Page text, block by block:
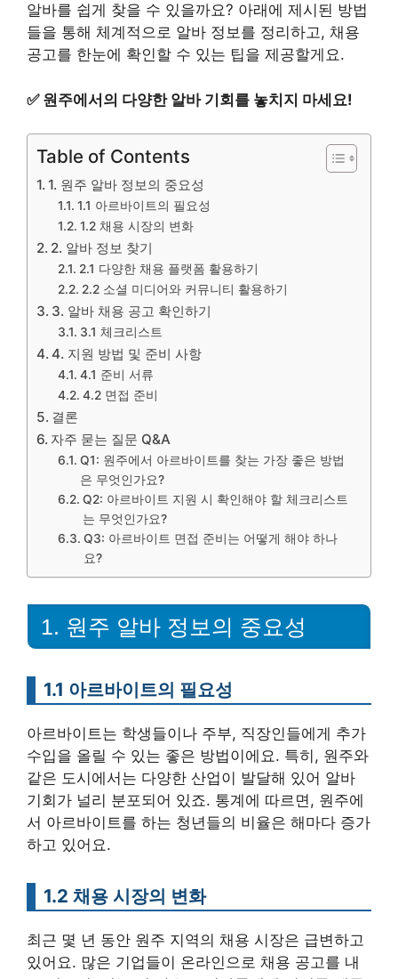
알바를 쉽게 찾을 수 있을까요? 아래에 제시된 방법
들을 통해 체계적으로 알바 정보를 정리하고, 채용
공고를 한눈에 확인할 수 있는 팁을 제공할게요.
✅ 원주에서의 다양한 알바 기회를 놓치지 마세요!
Table of Contents
1. 원주 알바 정보의 중요성
1.1 아르바이트의 필요성
1.2 채용 시장의 변화
2. 알바 정보 찾기
2.1 다양한 채용 플랫폼 활용하기
2.2 소셜 미디어와 커뮤니티 활용하기
3. 알바 채용 공고 확인하기
3.1 체크리스트
4. 지원 방법 및 준비 사항
4.1 준비 서류
4.2 면접 준비
결론
자주 묻는 질문 Q&A
Q1: 원주에서 아르바이트를 찾는 가장 좋은 방법
은 무엇인가요?
Q2: 아르바이트 지원 시 확인해야 할 체크리스트
는 무엇인가요?
Q3: 아르바이트 면접 준비는 어떻게 해야 하나
요?
1. 원주 알바 정보의 중요성
1.1 아르바이트의 필요성
아르바이트는 학생들이나 주부, 직장인들에게 추가
수입을 올릴 수 있는 좋은 방법이에요. 특히, 원주와
같은 도시에서는 다양한 산업이 발달해 있어 알바
기회가 널리 분포되어 있죠. 통계에 따르면, 원주에
서 아르바이트를 하는 청년들의 비율은 해마다 증가
하고 있어요.
1.2 채용 시장의 변화
최근 몇 년 동안 원주 지역의 채용 시장은 급변하고
있어요. 많은 기업들이 온라인으로 채용 공고를 내